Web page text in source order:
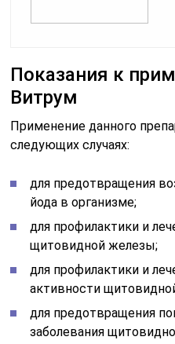
Показания к
Витрум
Применение данного
следующих случаях:
для предотвращения
йода в организме;
для профилактики и
щитовидной железы;
для профилактики и
активности
для предотвращения
заболевания